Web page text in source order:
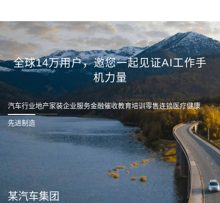
发现数据泄漏，防范离职员工带
走客户等情况。
检分析。处理投诉可随时调取服
务数据佐证。
全球14万用户，邀您一起见证AI工作手
机力量
汽车行业地产家装企业服务金融催收教育培训零售连锁医疗健康
先进制造
某汽车集团